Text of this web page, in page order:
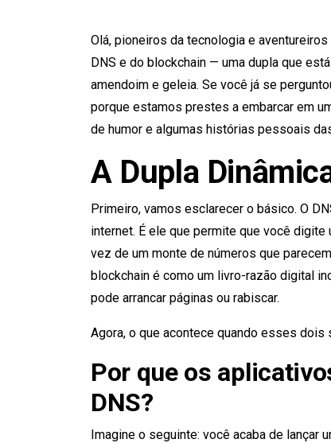
Olá, pioneiros da tecnologia e
DNS e do blockchain — uma dupla que
amendoim e geleia. Se você já se
porque estamos prestes a embarcar em
de humor e algumas histórias pessoais
A Dupla
Primeiro, vamos esclarecer o básico. O
internet. É ele que permite que você
vez de um monte de números que
blockchain é como um livro-razão digital
pode arrancar páginas ou rabiscar.
Agora, o que acontece quando esses dois
Por que os
DNS?
Imagine o seguinte: você acaba de lançar